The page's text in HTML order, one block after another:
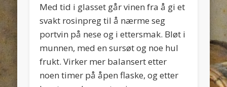
Med tid i glasset går vinen fra å gi et
svakt rosinpreg til å nærme seg
portvin på nese og i ettersmak. Bløt i
munnen, med en sursøt og noe hul
frukt. Virker mer balansert etter
noen timer på åpen flaske, og etter